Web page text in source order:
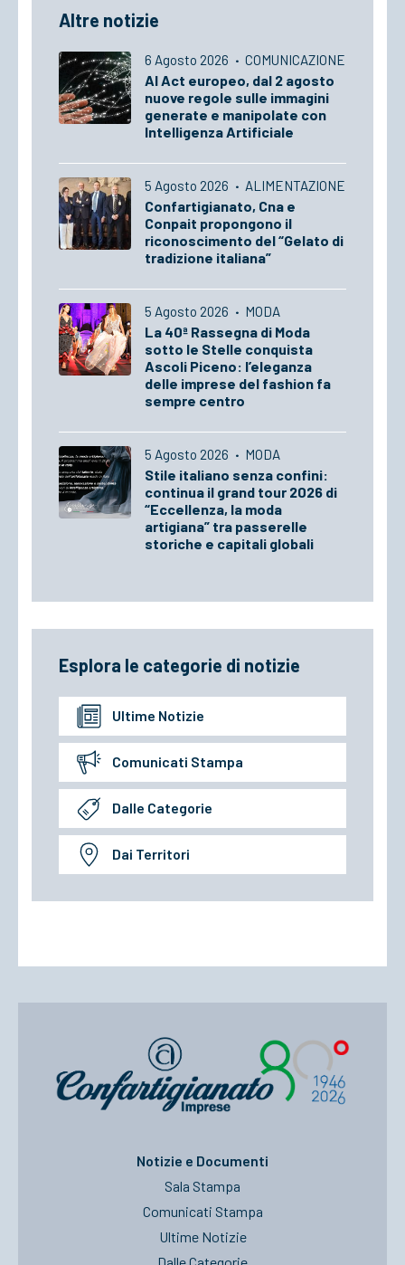
Altre notizie
6 Agosto 2026 · COMUNICAZIONE
AI Act europeo, dal 2 agosto
nuove regole sulle immagini
generate e manipolate con
Intelligenza Artificiale
5 Agosto 2026 · ALIMENTAZIONE
Confartigianato, Cna e
Conpait propongono il
riconoscimento del “Gelato di
tradizione italiana”
5 Agosto 2026 · MODA
La 40ª Rassegna di Moda
sotto le Stelle conquista
Ascoli Piceno: l’eleganza
delle imprese del fashion fa
sempre centro
5 Agosto 2026 · MODA
Stile italiano senza confini:
continua il grand tour 2026 di
“Eccellenza, la moda
artigiana” tra passerelle
storiche e capitali globali
Esplora le categorie di notizie
Ultime Notizie
Comunicati Stampa
Dalle Categorie
Dai Territori
Notizie e Documenti
Sala Stampa
Comunicati Stampa
Ultime Notizie